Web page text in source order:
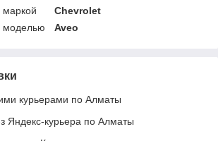
маркой
Chevrolet
моделью
Aveo
курьерами по Алматы
Яндекс-курьера по Алматы